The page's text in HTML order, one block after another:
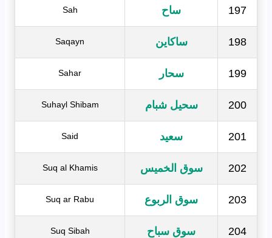
197 ساح Sah
198 ساكاين Saqayn
199 سحار Sahar
200 سحيل شبام Suhayl Shibam
201 سعيد Said
202 سوق الخميس Suq al Khamis
203 سوق الربوع Suq ar Rabu
204 سوق سباح Suq Sibah